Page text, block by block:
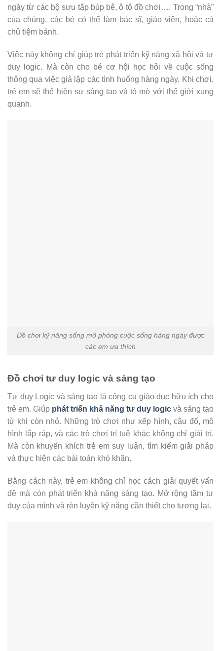
ngày từ các bộ sưu tập búp bê, ô tô đồ chơi…. Trong “nhà”
của chúng, các bé có thể làm bác sĩ, giáo viên, hoặc cả
chủ tiệm bánh.
Việc này không chỉ giúp trẻ phát triển kỹ năng xã hội và tư
duy logic. Mà còn cho bé cơ hội học hỏi về cuộc sống
thông qua việc giả lập các tình huống hàng ngày. Khi chơi,
trẻ em sẽ thể hiện sự sáng tạo và tò mò với thế giới xung
quanh.
Đồ chơi kỹ năng sống mô phỏng cuộc sống hàng ngày được
các em ưa thích
Đồ chơi tư duy logic và sáng tạo
Tư duy Logic và sáng tạo là công cụ giáo dục hữu ích cho
trẻ em. Giúp phát triển khả năng tư duy logic và sáng tạo
từ khi còn nhỏ. Những trò chơi như xếp hình, câu đố, mô
hình lắp ráp, và các trò chơi trí tuệ khác không chỉ giải trí.
Mà còn khuyến khích trẻ em suy luận, tìm kiếm giải pháp
và thực hiện các bài toán khó khăn.
Bằng cách này, trẻ em không chỉ học cách giải quyết vấn
đề mà còn phát triển khả năng sáng tạo. Mở rộng tầm tư
duy của mình và rèn luyện kỹ năng cần thiết cho tương lai.